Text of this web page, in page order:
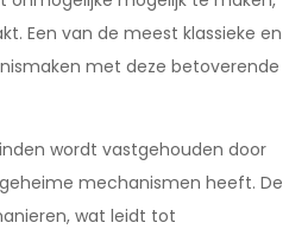
Een van de meest klassieke en
met deze betoverende
wordt vastgehouden door
mechanismen heeft. De
wat leidt tot